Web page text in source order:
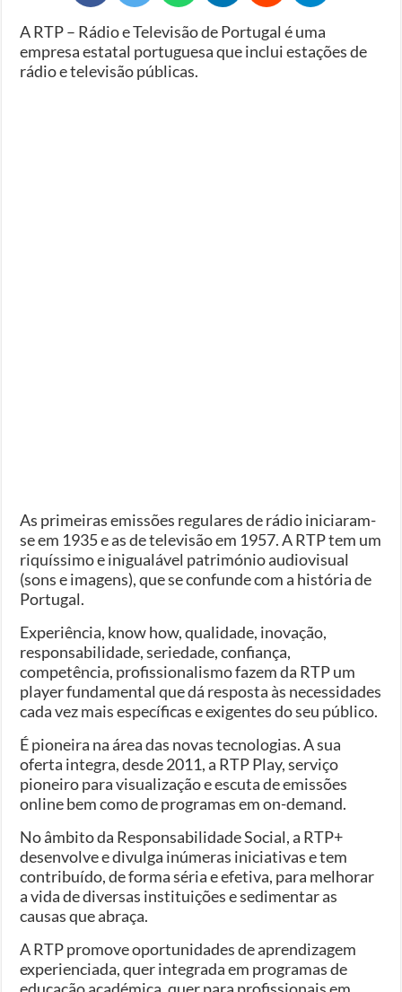
A RTP – Rádio e Televisão de Portugal é uma
empresa estatal portuguesa que inclui estações de
rádio e televisão públicas.
As primeiras emissões regulares de rádio iniciaram-
se em 1935 e as de televisão em 1957. A RTP tem um
riquíssimo e inigualável património audiovisual
(sons e imagens), que se confunde com a história de
Portugal.
Experiência, know how, qualidade, inovação,
responsabilidade, seriedade, confiança,
competência, profissionalismo fazem da RTP um
player fundamental que dá resposta às necessidades
cada vez mais específicas e exigentes do seu público.
É pioneira na área das novas tecnologias. A sua
oferta integra, desde 2011, a RTP Play, serviço
pioneiro para visualização e escuta de emissões
online bem como de programas em on-demand.
No âmbito da Responsabilidade Social, a RTP+
desenvolve e divulga inúmeras iniciativas e tem
contribuído, de forma séria e efetiva, para melhorar
a vida de diversas instituições e sedimentar as
causas que abraça.
A RTP promove oportunidades de aprendizagem
experienciada, quer integrada em programas de
educação académica, quer para profissionais em